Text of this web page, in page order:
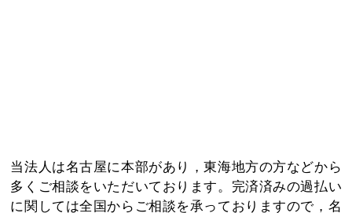
当法人は名古屋に本部があり，東海地方の方などから
多くご相談をいただいております。完済済みの過払い
に関しては全国からご相談を承っておりますので，名